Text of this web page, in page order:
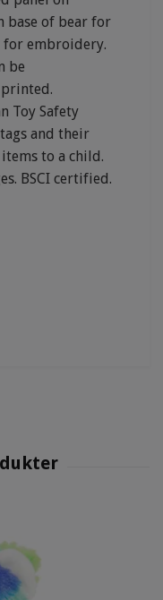
base of bear for
for embroidery.
be
Toy Safety
and their
to a child.
BSCI certified.